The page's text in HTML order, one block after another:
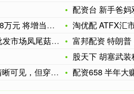
将增当期利润
凤尾菇价格行
这鞋出汗不会起
配资台 新手爸妈双
淘优配 ATFX汇市
富邦配资 特朗普
股天下 胡塞武装称
配资658 半年大赚